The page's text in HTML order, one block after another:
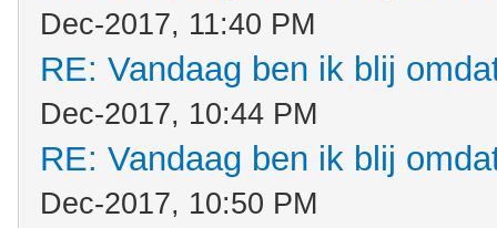
Dec-2017, 11:40 PM
RE: Vandaag ben ik blij
Dec-2017, 10:44 PM
RE: Vandaag ben ik blij
Dec-2017, 10:50 PM